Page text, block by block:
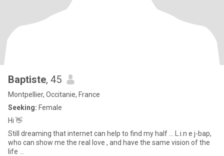
Baptiste, 45
Montpellier, Occitanie, France
Seeking: Female
Hi 👋
Still dreaming that internet can help to find my half ... L.i.n e j-bap,
who can show me the real love , and have the same vision of the
life ...